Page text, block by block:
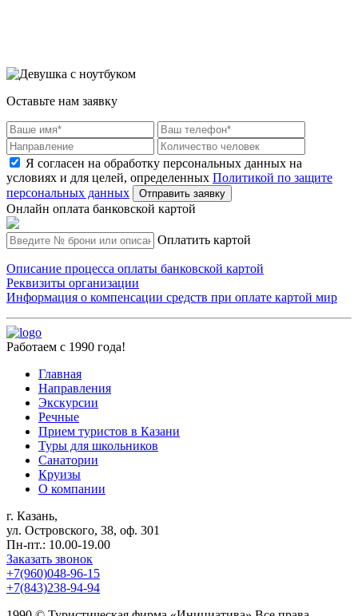
Оставьте нам заявку
Я согласен на обработку персональных данных на
условиях и для целей, определенных Политикой по защите
персональных данных
Отправить заявку
Онлайн оплата банковской картой
Оплатить картой
Описание процесса оплаты банковской картой
Реквизиты организации
Информация о компенсации средств при оплате картой мир
Работаем с 1990 года!
Главная
Направления
Экскурсии
Речные
Прием туристов в Казани
Туры для школьников
Санатории
Круизы
О компании
г. Казань,
ул. Островского, 38, оф. 301
Пн-пт.: 10.00-19.00
Заказать звонок
+7(960)048-96-15
+7(843)238-94-94